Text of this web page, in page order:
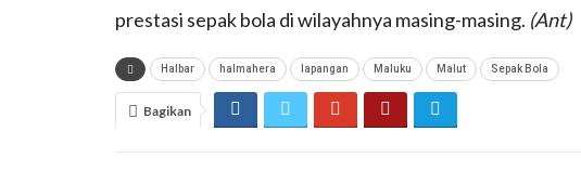
prestasi sepak bola di wilayahnya masing-masing. (Ant)
Halbar halmahera lapangan Maluku Malut Sepak Bola
Bagikan